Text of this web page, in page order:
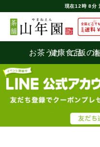
現在12時 8分
お茶うけ健康食品ご飯の